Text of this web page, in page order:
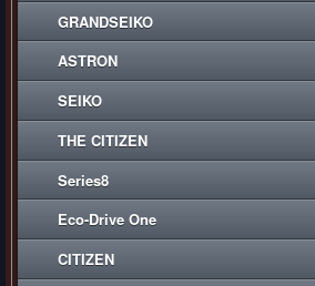
GRANDSEIKO
ASTRON
SEIKO
THE CITIZEN
Series8
Eco-Drive One
CITIZEN